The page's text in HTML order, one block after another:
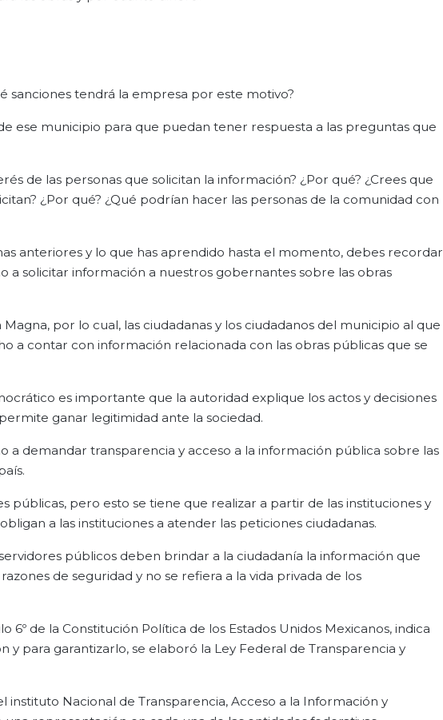
sanciones tendrá la empresa por este motivo?
ese municipio para que puedan tener respuesta a las preguntas que
de las personas que solicitan la información? ¿Por qué? ¿Crees que
¿Por qué? ¿Qué podrían hacer las personas de la comunidad con
anteriores y lo que has aprendido hasta el momento, debes recordar
a solicitar información a nuestros gobernantes sobre las obras
por lo cual, las ciudadanas y los ciudadanos del municipio al que
a contar con información relacionada con las obras públicas que se
es importante que la autoridad explique los actos y decisiones
ganar legitimidad ante la sociedad.
a demandar transparencia y acceso a la información pública sobre las
públicas, pero esto se tiene que realizar a partir de las instituciones y
a las instituciones a atender las peticiones ciudadanas.
públicos deben brindar a la ciudadanía la información que
de seguridad y no se refiera a la vida privada de los
de la Constitución Política de los Estados Unidos Mexicanos, indica
para garantizarlo, se elaboró la Ley Federal de Transparencia y
instituto Nacional de Transparencia, Acceso a la Información y